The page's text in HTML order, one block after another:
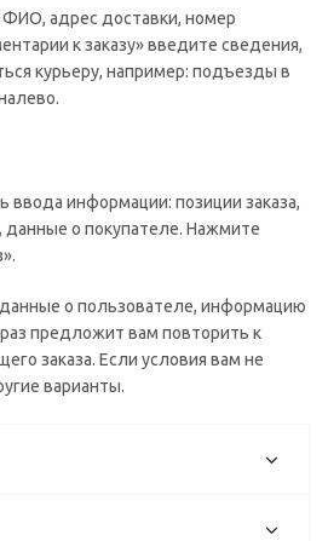
адрес доставки, номер
к заказу» введите сведения,
курьеру, например: подъезды в
ввода информации: позиции заказа,
о покупателе. Нажмите
о пользователе, информацию
предложит вам повторить к
заказа. Если условия вам не
варианты.